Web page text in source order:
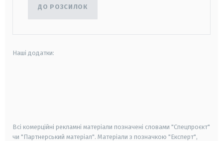
ДО РОЗСИЛОК
Наші додатки:
Всі комерційні рекламні матеріали позначені словами "Спецпроєкт"
чи "Партнерський матеріал". Матеріали з позначкою "Експерт",